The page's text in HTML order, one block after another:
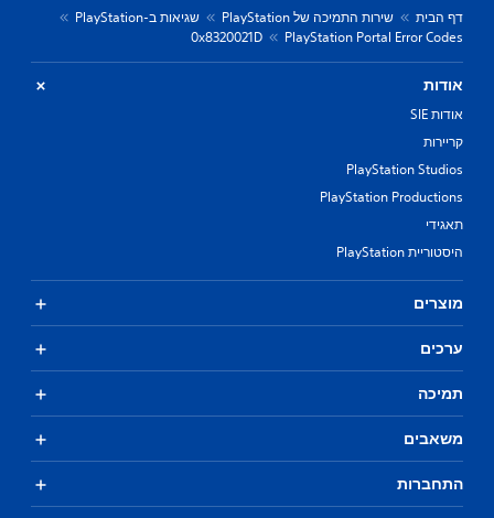
דף הבית שירות התמיכה של PlayStation
שגיאות ב-PlayStation
PlayStation Portal Error Codes
0x8320021D
אודות
אודות SIE
קריירות
PlayStation Studios
PlayStation Productions
תאגידי
היסטוריית PlayStation
מוצרים
ערכים
תמיכה
משאבים
התחברות